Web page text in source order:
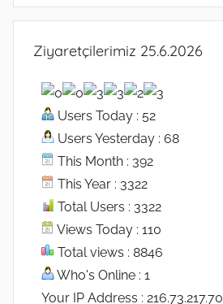
Ziyaretçilerimiz 25.6.2026
Users Today : 52
Users Yesterday : 68
This Month : 392
This Year : 3322
Total Users : 3322
Views Today : 110
Total views : 8846
Who's Online : 1
Your IP Address : 216.73.217.70